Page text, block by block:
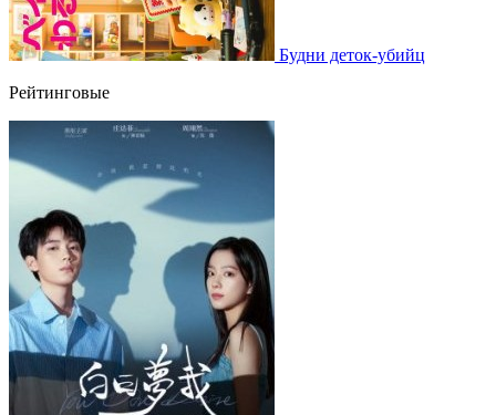
Будни деток-убийц
Рейтинговые